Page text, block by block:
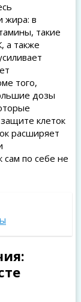
жира: в
такие
а также
того,
дозы
клеток
расширяет
по себе не